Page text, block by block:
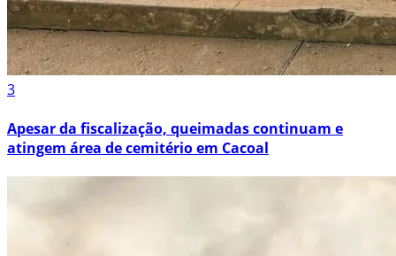
3
Apesar da fiscalização, queimadas continuam e
atingem área de cemitério em Cacoal